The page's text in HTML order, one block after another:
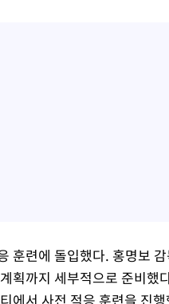
훈련에 돌입했다. 홍명보
획까지 세부적으로 준비했
에서 사전 적응 훈련을 진